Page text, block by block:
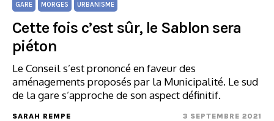
GARE MORGES URBANISME
Cette fois c’est sûr, le Sablon sera
piéton
Le Conseil s’est prononcé en faveur des
aménagements proposés par la Municipalité. Le sud
de la gare s’approche de son aspect définitif.
SARAH REMPE 3 SEPTEMBRE 2021